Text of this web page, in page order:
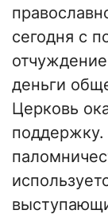
сегодня с
деньги
Церковь
поддержку.